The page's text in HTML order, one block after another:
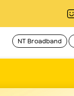
NT Broadband